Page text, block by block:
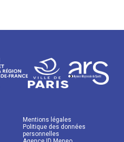
Mentions légales
Politique des données
personnelles